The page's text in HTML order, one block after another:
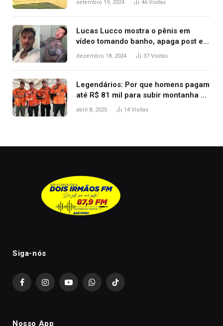
setembro 19, 2024 46 Visitas
Lucas Lucco mostra o pênis em
vídeo tomando banho, apaga post e
diz ‘foi mal’
dezembro 18, 2024 37 Visitas
Legendários: Por que homens pagam
até R$ 81 mil para subir montanha e
melhorar casamento?
abril 8, 2025 14 Visitas
Siga-nós
FacebookInstagramYouTubeWhatsAppTikTok
Nosso App